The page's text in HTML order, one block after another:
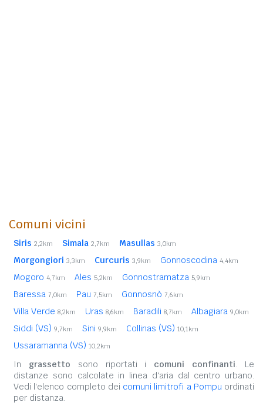
Comuni vicini
Siris 2,2km Simala 2,7km Masullas 3,0km
Morgongiori 3,3km Curcuris 3,9km Gonnoscodina 4,4km
Mogoro 4,7km Ales 5,2km Gonnostramatza 5,9km
Baressa 7,0km Pau 7,5km Gonnosnò 7,6km
Villa Verde 8,2km Uras 8,6km Baradili 8,7km Albagiara 9,0km
Siddi (VS) 9,7km Sini 9,9km Collinas (VS) 10,1km
Ussaramanna (VS) 10,2km
In grassetto sono riportati i comuni confinanti. Le
distanze sono calcolate in linea d'aria dal centro urbano.
Vedi l'elenco completo dei comuni limitrofi a Pompuordinati
per distanza.